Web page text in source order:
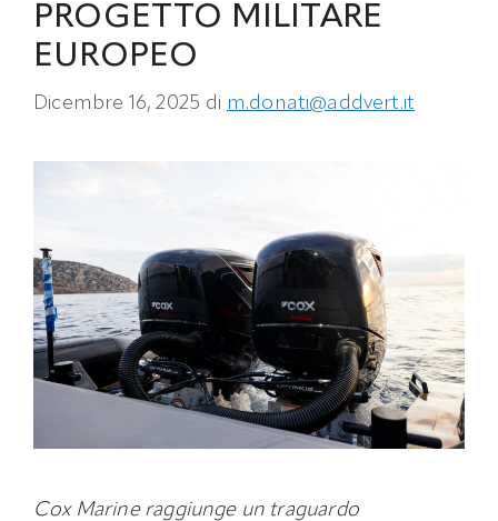
PROGETTO MILITARE
EUROPEO
Dicembre 16, 2025 di m.donati@addvert.it
Cox Marine raggiunge un traguardo